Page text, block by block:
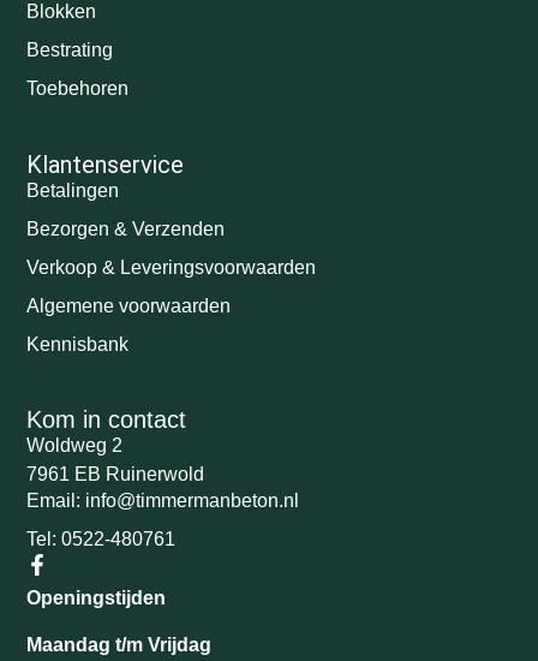
Blokken
Bestrating
Toebehoren
Klantenservice
Betalingen
Bezorgen & Verzenden
Verkoop & Leveringsvoorwaarden
Algemene voorwaarden
Kennisbank
Kom in contact
Woldweg 2
7961 EB Ruinerwold
Email: info@timmermanbeton.nl
Tel: 0522-480761
Openingstijden
Maandag t/m Vrijdag